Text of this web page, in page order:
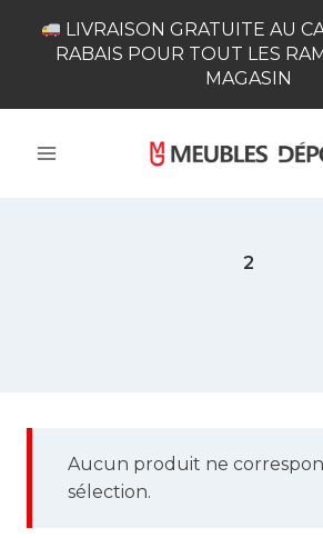
LIVRAISON GRATUITE AU
RABAIS POUR TOUT LES
MAGASIN
2
Aucun produit ne
sélection.